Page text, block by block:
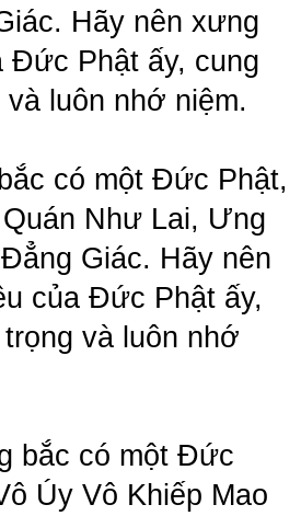
Hãy nên xưng
Đức Phật ấy, cung
luôn nhớ niệm.
có một Đức Phật,
Như Lai, Ưng
Giác. Hãy nên
của Đức Phật ấy,
và luôn nhớ
bắc có một Đức
Úy Vô Khiếp Mao